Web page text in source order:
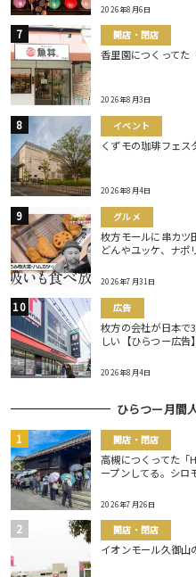
2026年8月6日
開店・閉店
香里園につくってた
2026年8月3日
イベント
くずモの珈琲フェス
2026年8月4日
グルメ
枚方モールに串カツ
どんやユッケ、ナポ
2026年7月31日
広告
枚方の会社が日本で
しい【ひらつー広告】
2026年8月4日
ひらつー月間
開店・閉店
高槻につくってた「
ープンしてる。シロ
2026年7月26日
開店・閉店
イオンモール久御山